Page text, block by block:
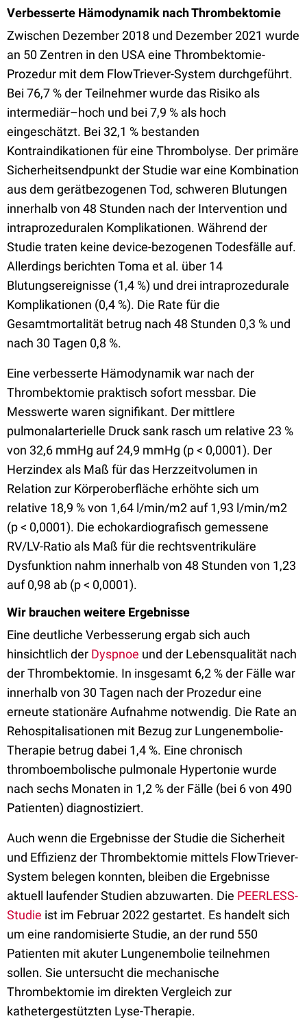
Verbesserte Hämodynamik nach Thrombektomie
Zwischen Dezember 2018 und Dezember 2021 wurde
an 50 Zentren in den USA eine Thrombektomie-
Prozedur mit dem FlowTriever-System durchgeführt.
Bei 76,7 % der Teilnehmer wurde das Risiko als
intermediär–hoch und bei 7,9 % als hoch
eingeschätzt. Bei 32,1 % bestanden
Kontraindikationen für eine Thrombolyse. Der primäre
Sicherheitsendpunkt der Studie war eine Kombination
aus dem gerätbezogenen Tod, schweren Blutungen
innerhalb von 48 Stunden nach der Intervention und
intraprozeduralen Komplikationen. Während der
Studie traten keine device-bezogenen Todesfälle auf.
Allerdings berichten Toma et al. über 14
Blutungsereignisse (1,4 %) und drei intraprozedurale
Komplikationen (0,4 %). Die Rate für die
Gesamtmortalität betrug nach 48 Stunden 0,3 % und
nach 30 Tagen 0,8 %.
Eine verbesserte Hämodynamik war nach der
Thrombektomie praktisch sofort messbar. Die
Messwerte waren signifikant. Der mittlere
pulmonalarterielle Druck sank rasch um relative 23 %
von 32,6 mmHg auf 24,9 mmHg (p < 0,0001). Der
Herzindex als Maß für das Herzzeitvolumen in
Relation zur Körperoberfläche erhöhte sich um
relative 18,9 % von 1,64 l/min/m2 auf 1,93 l/min/m2
(p < 0,0001). Die echokardiografisch gemessene
RV/LV-Ratio als Maß für die rechtsventrikuläre
Dysfunktion nahm innerhalb von 48 Stunden von 1,23
auf 0,98 ab (p < 0,0001).
Wir brauchen weitere Ergebnisse
Eine deutliche Verbesserung ergab sich auch
hinsichtlich der Dyspnoe und der Lebensqualität nach
der Thrombektomie. In insgesamt 6,2 % der Fälle war
innerhalb von 30 Tagen nach der Prozedur eine
erneute stationäre Aufnahme notwendig. Die Rate an
Rehospitalisationen mit Bezug zur Lungenembolie-
Therapie betrug dabei 1,4 %. Eine chronisch
thromboembolische pulmonale Hypertonie wurde
nach sechs Monaten in 1,2 % der Fälle (bei 6 von 490
Patienten) diagnostiziert.
Auch wenn die Ergebnisse der Studie die Sicherheit
und Effizienz der Thrombektomie mittels FlowTriever-
System belegen konnten, bleiben die Ergebnisse
aktuell laufender Studien abzuwarten. Die PEERLESS-
Studie ist im Februar 2022 gestartet. Es handelt sich
um eine randomisierte Studie, an der rund 550
Patienten mit akuter Lungenembolie teilnehmen
sollen. Sie untersucht die mechanische
Thrombektomie im direkten Vergleich zur
kathetergestützten Lyse-Therapie.